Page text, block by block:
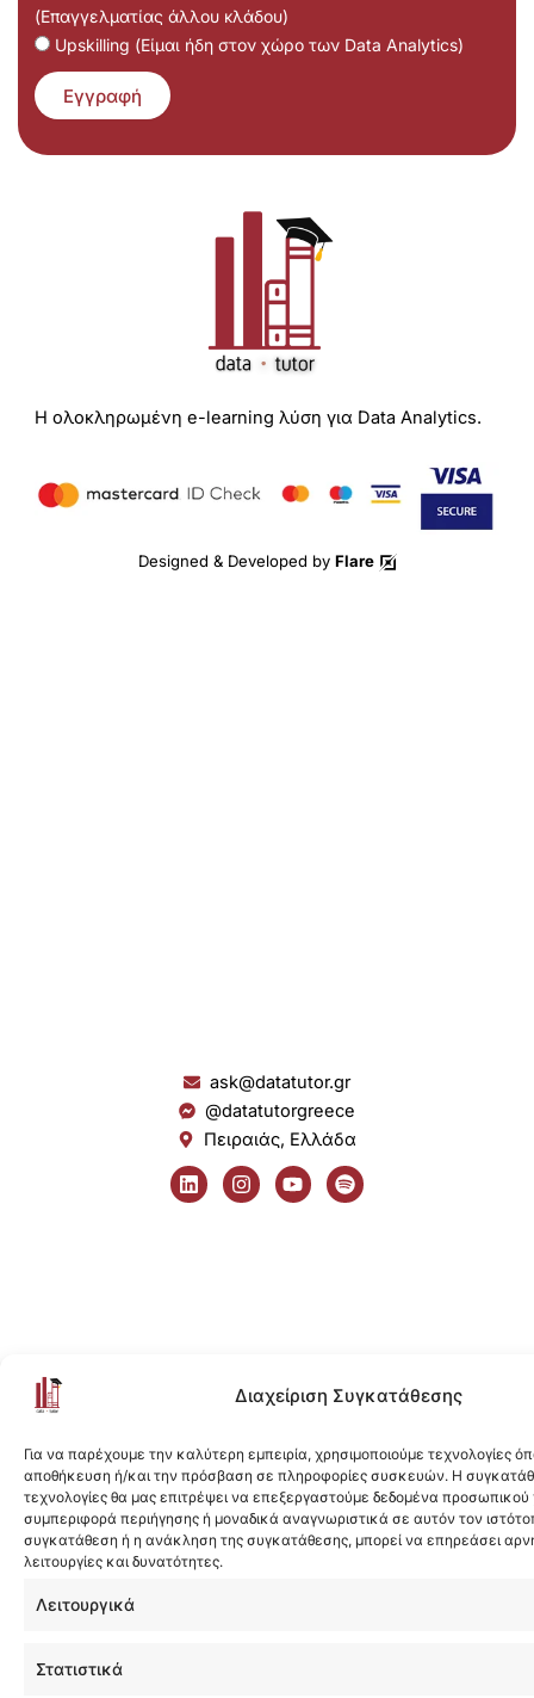
Διαχείριση Συγκατάθεσης
Για να παρέχουμε την καλύτερη εμπειρία, χρησιμοποιούμε τεχνολογίες
αποθήκευση ή/και την πρόσβαση σε πληροφορίες συσκευών. Η
τεχνολογίες θα μας επιτρέψει να επεξεργαστούμε δεδομένα
συμπεριφορά περιήγησης ή μοναδικά αναγνωριστικά σε αυτόν τον
συγκατάθεση ή η ανάκληση της συγκατάθεσης, μπορεί να επηρεάσει
λειτουργίες και δυνατότητες.
Λειτουργικά
Στατιστικά
(Επαγγελματίας άλλου κλάδου)
Upskilling (Είμαι ήδη στον χώρο των Data Analytics)
Εγγραφή
Η ολοκληρωμένη e-learning λύση για Data Analytics.
Designed & Developed by Flare
ask@datatutor.gr
@datatutorgreece
Πειραιάς, Ελλάδα
L
i
n
I
n
s
Y
o
u
S
p
o